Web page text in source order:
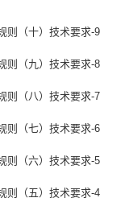
则（十）技术要求-9
则（九）技术要求-8
则（八）技术要求-7
则（七）技术要求-6
则（六）技术要求-5
则（五）技术要求-4